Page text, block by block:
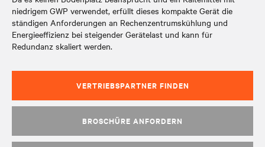
niedrigem GWP verwendet, erfüllt dieses kompakte Gerät die
ständigen Anforderungen an Rechenzentrumskühlung und
Energieeffizienz bei steigender Gerätelast und kann für
Redundanz skaliert werden.
VERTRIEBSPARTNER FINDEN
BROSCHÜRE ANFORDERN